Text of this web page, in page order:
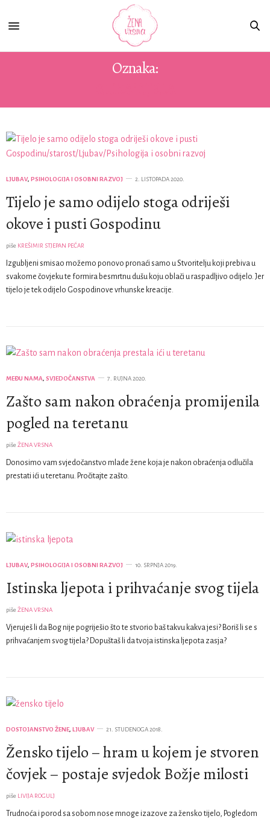
Oznaka:
LJUBAV, PSIHOLOGIJA I OSOBNI RAZVOJ 2. LISTOPADA 2020.
Tijelo je samo odijelo stoga odriješi
okove i pusti Gospodinu
piše KREŠIMIR STJEPAN PEĆAR
Izgubljeni smisao možemo ponovo pronaći samo u Stvoritelju koji prebiva u
svakome čovjeku te formira besmrtnu dušu koju oblači u raspadljivo odijelo. Jer
tijelo je tek odijelo Gospodinove vrhunske kreacije.
MEĐU NAMA, SVJEDOČANSTVA 7. RUJNA 2020.
Zašto sam nakon obraćenja promijenila
pogled na teretanu
piše ŽENA VRSNA
Donosimo vam svjedočanstvo mlade žene koja je nakon obraćenja odlučila
prestati ići u teretanu. Pročitajte zašto.
LJUBAV, PSIHOLOGIJA I OSOBNI RAZVOJ 10. SRPNJA 2019.
Istinska ljepota i prihvaćanje svog tijela
piše ŽENA VRSNA
Vjeruješ li da Bog nije pogriješio što te stvorio baš takvu kakva jesi? Boriš li se s
prihvaćanjem svog tijela? Dopuštaš li da tvoja istinska ljepota zasja?
DOSTOJANSTVO ŽENE, LJUBAV 21. STUDENOGA 2018.
Žensko tijelo – hram u kojem je stvoren
čovjek – postaje svjedok Božje milosti
piše LIVIJA ROGULJ
Trudnoća i porod sa sobom nose mnoge izazove za žensko tijelo, Pogledom